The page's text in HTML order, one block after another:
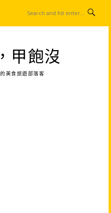
甲飽沒
美食旅遊部落客